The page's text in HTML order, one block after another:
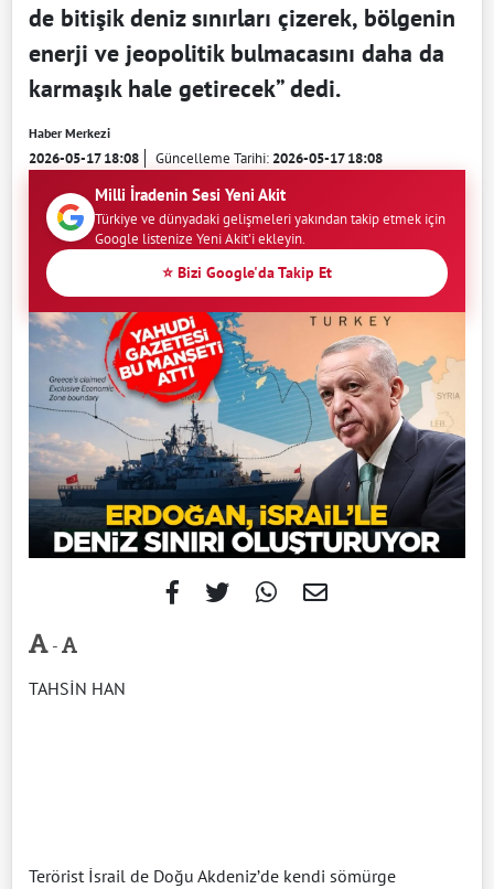
de bitişik deniz sınırları çizerek, bölgenin
enerji ve jeopolitik bulmacasını daha da
karmaşık hale getirecek” dedi.
Haber Merkezi
2026-05-17 18:08 Güncelleme Tarihi:2026-05-17 18:08
Milli İradenin Sesi Yeni Akit
Türkiye ve dünyadaki gelişmeleri yakından takip etmek için
Google listenize Yeni Akit'i ekleyin.
⭐ Bizi Google'da Takip Et
-
TAHSİN HAN
Terörist İsrail de Doğu Akdeniz’de kendi sömürge